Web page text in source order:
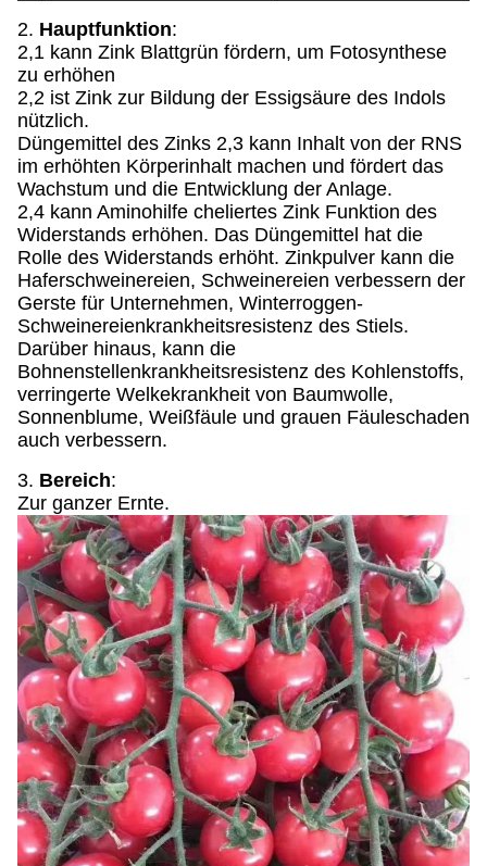
2. Hauptfunktion:
2,1 kann Zink Blattgrün fördern, um Fotosynthese
zu erhöhen
2,2 ist Zink zur Bildung der Essigsäure des Indols
nützlich.
Düngemittel des Zinks 2,3 kann Inhalt von der RNS
im erhöhten Körperinhalt machen und fördert das
Wachstum und die Entwicklung der Anlage.
2,4 kann Aminohilfe cheliertes Zink Funktion des
Widerstands erhöhen. Das Düngemittel hat die
Rolle des Widerstands erhöht. Zinkpulver kann die
Haferschweinereien, Schweinereien verbessern der
Gerste für Unternehmen, Winterroggen-
Schweinereienkrankheitsresistenz des Stiels.
Darüber hinaus, kann die
Bohnenstellenkrankheitsresistenz des Kohlenstoffs,
verringerte Welkekrankheit von Baumwolle,
Sonnenblume, Weißfäule und grauen Fäuleschaden
auch verbessern.
3. Bereich:
Zur ganzer Ernte.